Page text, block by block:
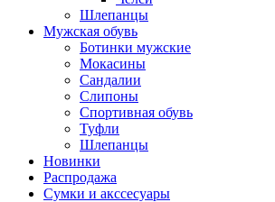
Шлепанцы
Мужская обувь
Ботинки мужские
Мокасины
Сандалии
Слипоны
Спортивная обувь
Туфли
Шлепанцы
Новинки
Распродажа
Сумки и акссесуары